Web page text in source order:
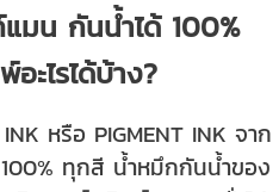
มน กันน้ำได้ 100%
ะไรได้บ้าง?
หรือ PIGMENT INK จาก
ทุกสี น้ำหมึกกันน้ำของ